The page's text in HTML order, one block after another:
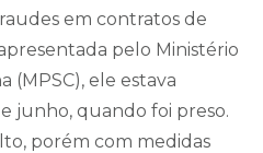
em contratos de
pelo Ministério
(MPSC), ele estava
junho, quando foi preso.
porém com medidas